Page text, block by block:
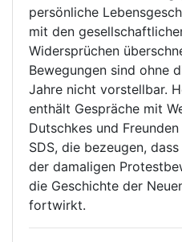
persönliche
mit den
Widersprüchen
Bewegungen sind ohne
Jahre nicht vorstellbar.
enthält Gespräche mit
Dutschkes und
SDS, die bezeugen,
der damaligen
die Geschichte der
fortwirkt.